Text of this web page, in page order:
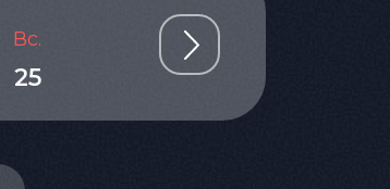
Вс.
25
Вт.
27